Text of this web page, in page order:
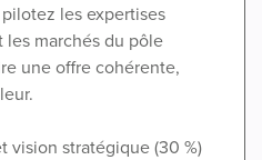
les expertises
marchés du pôle
une offre cohérente,
vision stratégique (30 %)